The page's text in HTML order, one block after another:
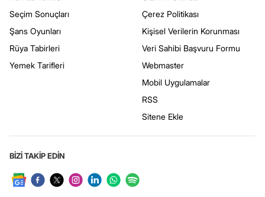
Seçim Sonuçları
Şans Oyunları
Rüya Tabirleri
Yemek Tarifleri
Çerez Politikası
Kişisel Verilerin Korunması
Veri Sahibi Başvuru Formu
Webmaster
Mobil Uygulamalar
RSS
Sitene Ekle
BİZİ TAKİP EDİN